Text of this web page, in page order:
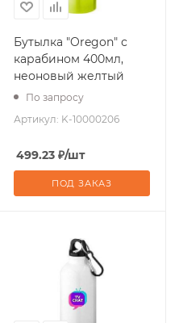
Бутылка "Oregon" с
карабином 400мл,
неоновый желтый
По запросу
Артикул: K-10000206
499.23 ₽/шт
ПОД ЗАКАЗ